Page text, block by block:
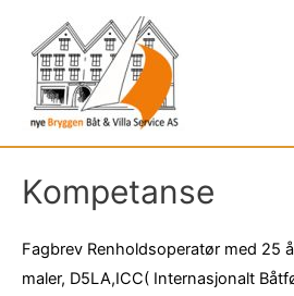
innholdet
Kompetanse
Fagbrev Renholdsoperatør med 25
maler, D5LA,ICC( Internasjonalt